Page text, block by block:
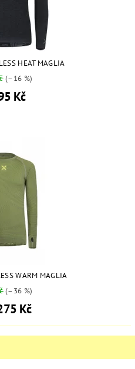
HEAT MAGLIA
(–16 %)
Kč
WARM MAGLIA
(–36 %)
Kč